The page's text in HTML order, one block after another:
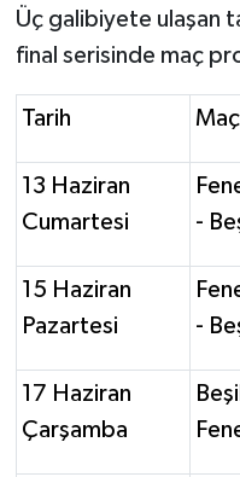
Üç galibiyete ulaşan
final serisinde maç
Tarih Maç
13 Haziran
Cumartesi
-
15 Haziran
Pazartesi
-
17 Haziran
Çarşamba
Sındırgı
SPOR
SÜRMANŞET
TARİHTE BUGÜN
TEKNOLOJİ
Trend